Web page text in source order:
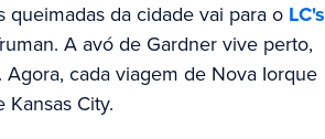
da cidade vai para o LC's
A avó de Gardner vive perto,
cada viagem de Nova Iorque
City.